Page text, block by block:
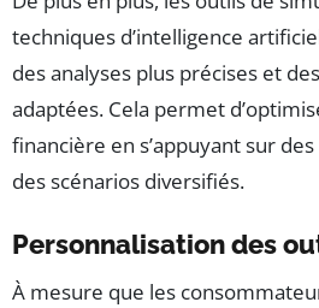
techniques d’intelligence
des analyses plus précises et
adaptées. Cela permet
financière en s’appuyant sur
des scénarios diversifiés.
Personnalisation des
À mesure que les